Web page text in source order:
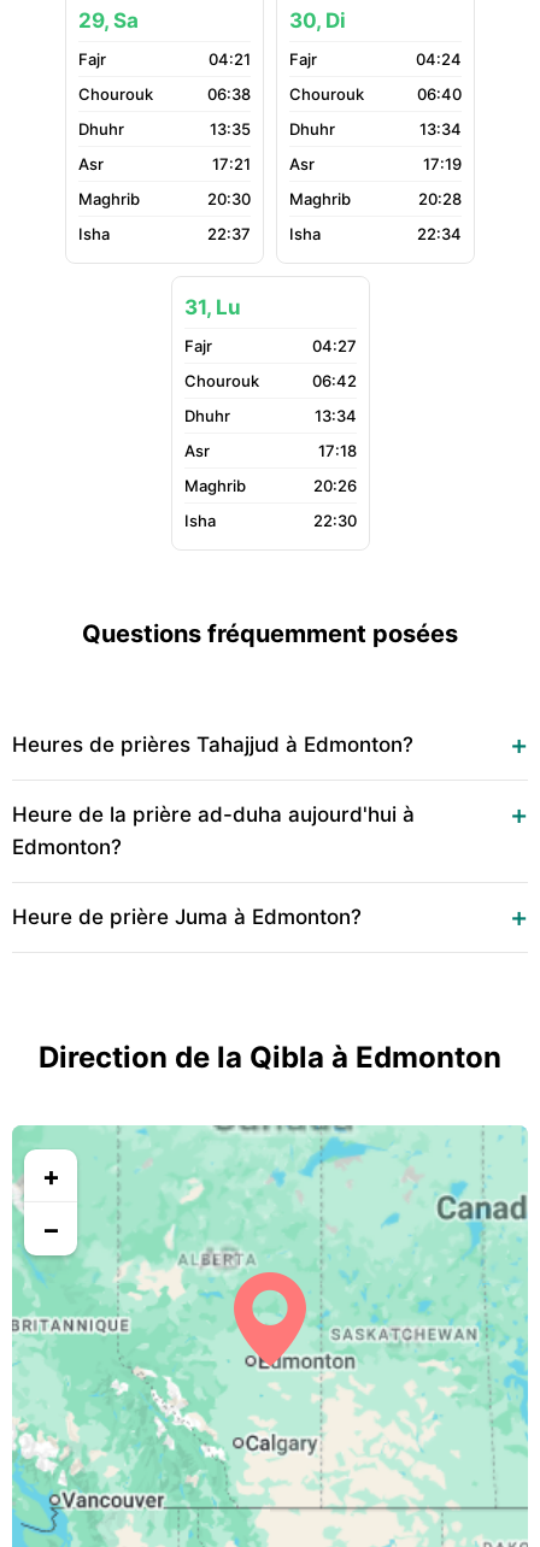
29, Sa
04:21
06:38
13:35
17:21
20:30
22:37
30, Di
04:24
06:40
13:34
17:19
20:28
22:34
31, Lu
04:27
06:42
13:34
17:18
20:26
22:30
Questions fréquemment posées
Heures de prières Tahajjud à Edmonton?
Heure de la prière ad-duha aujourd'hui à
Edmonton?
Heure de prière Juma à Edmonton?
Direction de la Qibla à Edmonton
+
−